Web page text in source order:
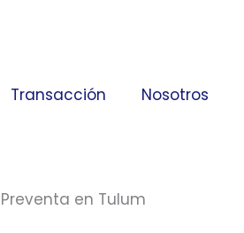
Transacción Nosotros
en Tulum